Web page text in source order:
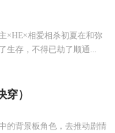
×HE×相爱相杀初夏在和弥
生存，不得已劫了顺通...
）
的背景板角色，去推动剧情